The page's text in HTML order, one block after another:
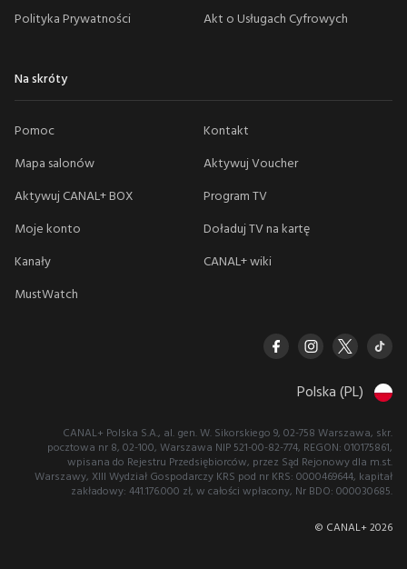
Polityka Prywatności
Akt o Usługach Cyfrowych
Na skróty
Pomoc
Kontakt
Mapa salonów
Aktywuj Voucher
Aktywuj CANAL+ BOX
Program TV
Moje konto
Doładuj TV na kartę
Kanały
CANAL+ wiki
MustWatch
Polska (PL)
CANAL+ Polska S.A., al. gen. W. Sikorskiego 9, 02-758 Warszawa, skr.
pocztowa nr 8, 02-100, Warszawa NIP 521-00-82-774, REGON: 010175861,
wpisana do Rejestru Przedsiębiorców, przez Sąd Rejonowy dla m.st.
Warszawy, XIII Wydział Gospodarczy KRS pod nr KRS: 0000469644, kapitał
zakładowy: 441.176.000 zł, w całości wpłacony, Nr BDO: 000030685.
© CANAL+2026